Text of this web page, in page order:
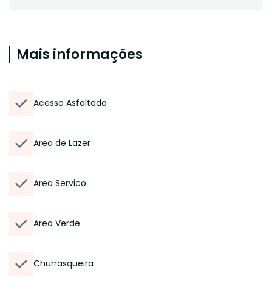
Mais informações
Acesso Asfaltado
Area de Lazer
Area Servico
Area Verde
Churrasqueira